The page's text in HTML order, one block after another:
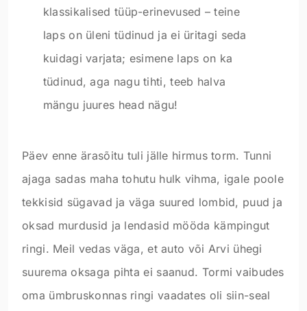
klassikalised tüüp-erinevused – teine
laps on üleni tüdinud ja ei üritagi seda
kuidagi varjata; esimene laps on ka
tüdinud, aga nagu tihti, teeb halva
mängu juures head nägu!
Päev enne ärasõitu tuli jälle hirmus torm. Tunni
ajaga sadas maha tohutu hulk vihma, igale poole
tekkisid sügavad ja väga suured lombid, puud ja
oksad murdusid ja lendasid mööda kämpingut
ringi. Meil vedas väga, et auto või Arvi ühegi
suurema oksaga pihta ei saanud. Tormi vaibudes
oma ümbruskonnas ringi vaadates oli siin-seal